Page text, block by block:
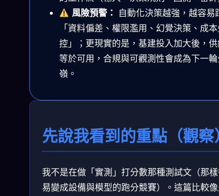
風險預警： 自動化決策越強，越容易
「資料偏差、權限濫用、幻覺決策、成
控」；更現實的是，基建投入加大後，
等於可用，合規與可觀測性會成為下一
嶺。
先說我看到的重點（觀察
我不是在做「實測」打分數那種測試文（那
易變成設備與模型的跑分競賽）。這篇比較